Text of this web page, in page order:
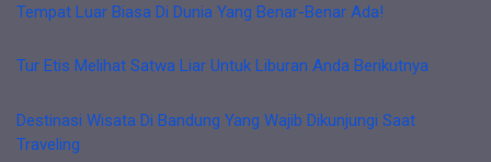
Tempat Luar Biasa Di Dunia Yang Benar-Benar Ada!
Tur Etis Melihat Satwa Liar Untuk Liburan Anda Berikutnya
Destinasi Wisata Di Bandung Yang Wajib Dikunjungi Saat
Traveling